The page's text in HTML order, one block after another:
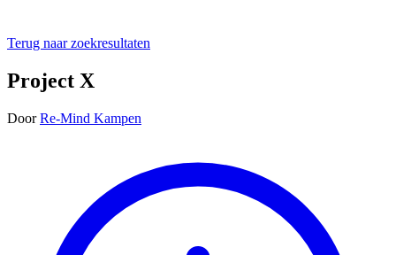
Terug naar zoekresultaten
Project X
Door Re-Mind Kampen